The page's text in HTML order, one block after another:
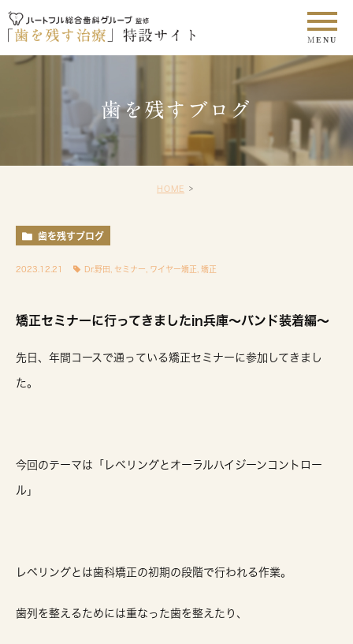
歯を残すブログ
HOME
歯を残すブログ
2023.12.21 Dr.野田 セミナー ワイヤー矯正 矯正
矯正セミナーに行ってきましたin兵庫〜バンド装着編〜
先日、年間コースで通っている矯正セミナーに参加してきまし
た。
今回のテーマは「レベリングとオーラルハイジーンコントロー
ル」
レベリングとは歯科矯正の初期の段階で行われる作業。
歯列を整えるためには重なった歯を整えたり、